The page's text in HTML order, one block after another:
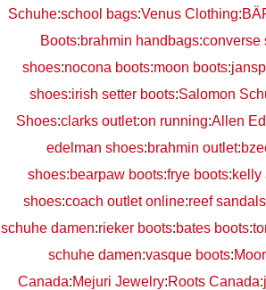
Schuhe:school bags:Venus Clothing:
Boots:brahmin handbags:converse
shoes:nocona boots:moon boots:
shoes:irish setter boots:Salomon
Shoes:clarks outlet:on running:Allen
edelman shoes:brahmin outlet:
shoes:bearpaw boots:frye boots:kelly
shoes:coach outlet online:reef sandals
schuhe damen:rieker boots:bates boots:
schuhe damen:vasque boots:
Canada:Mejuri Jewelry:Roots Canada: